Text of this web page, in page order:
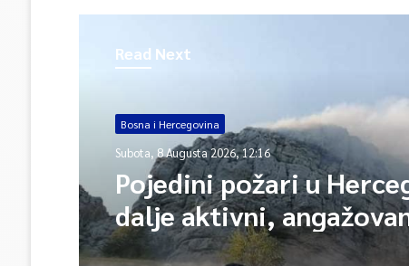
Read Next
Bosna i Hercegovina
Subota, 8 Augusta 2026, 12:16
Pojedini požari u
dalje aktivni,
vatrogasaca i